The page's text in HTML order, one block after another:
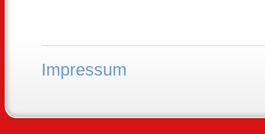
Impressum